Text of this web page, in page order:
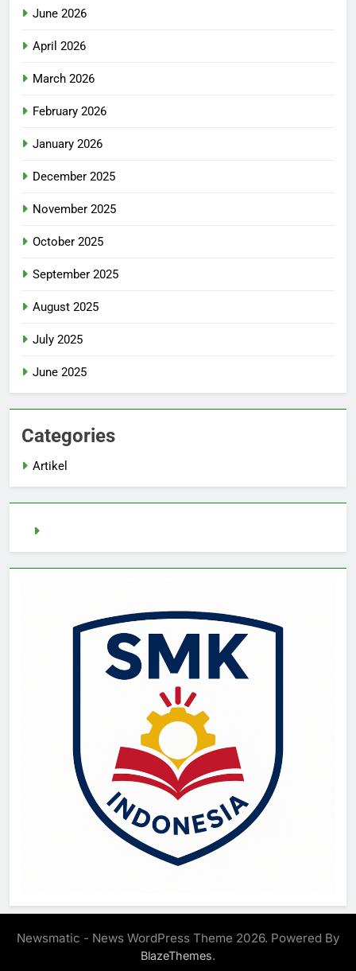
June 2026
April 2026
March 2026
February 2026
January 2026
December 2025
November 2025
October 2025
September 2025
August 2025
July 2025
June 2025
Categories
Artikel
Newsmatic - News WordPress Theme 2026. Powered By
BlazeThemes.